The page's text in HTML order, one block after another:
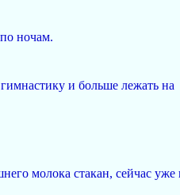
ночам.
и больше лежать на
молока стакан, сейчас уже